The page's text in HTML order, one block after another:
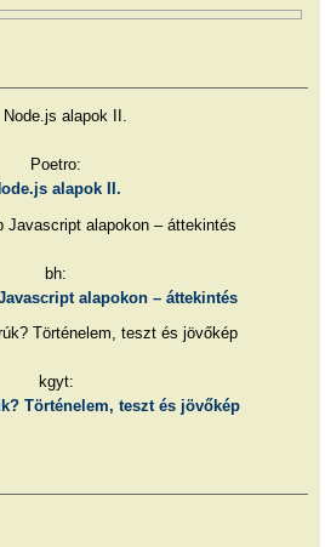
Poetro:
alapok II.
bh:
alapokon – áttekintés
kgyt:
Történelem, teszt és jövőkép